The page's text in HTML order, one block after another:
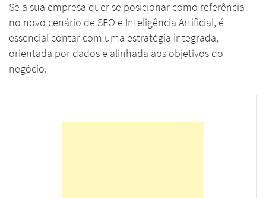
Se a sua empresa quer se posicionar como referência
no novo cenário de SEO e Inteligência Artificial, é
essencial contar com uma estratégia integrada,
orientada por dados e alinhada aos objetivos do
negócio.